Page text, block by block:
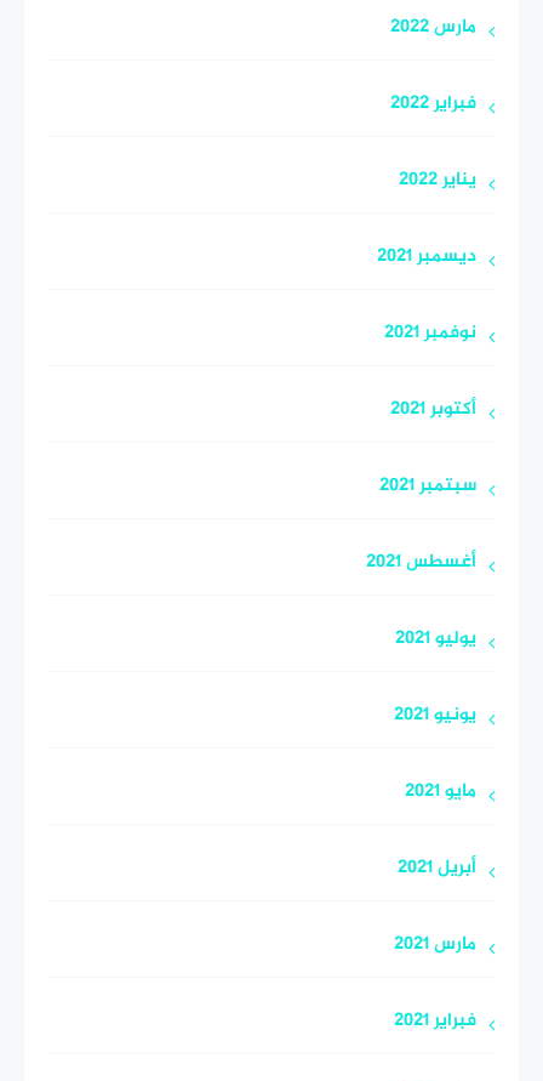
مارس 2022
فبراير 2022
يناير 2022
ديسمبر 2021
نوفمبر 2021
أكتوبر 2021
سبتمبر 2021
أغسطس 2021
يوليو 2021
يونيو 2021
مايو 2021
أبريل 2021
مارس 2021
فبراير 2021